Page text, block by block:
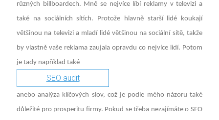
různých billboardech. Mně se nejvíce líbí reklamy v televizi a
také na sociálních sítích. Protože hlavně starší lidé koukají
většinou na televizi a mladí lidé většinou na sociální sítě, takže
by vlastně vaše reklama zaujala opravdu co nejvíce lidí. Potom
je tady například také
SEO audit
anebo analýza klíčových slov, což je podle mého názoru také
důležité pro prosperitu firmy. Pokud se třeba nezajímáte o SEO